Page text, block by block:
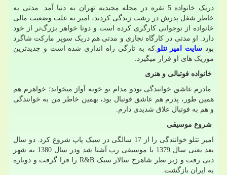
دریک خانواده 5 نفره در محله مجیدیه تهران به دنیا آمد. مدتی به
خاطر شغل پدرش در رشت زندگی کردند، امیر به علت وضعیت مالی
خانواده از نوجوانی کارگری کرده است و دوتا خواهر بزرگ‌تر از خود
دارد. او مدتی در کارگاه نجاری و مدتی هم دریک سوپر مارکت شاگرد
بود
.سایت امیر تتلو که به تازگی راه اندازی شده است و جدیدترین
موزیک های او قرار میگیرد.
خانواده فوتبالی و هنری
مادرم عاشق خوانندگی بودو مدام تو خونه آواز میخواند؛ خواهرم هم
همین طور، پدرم هم عاشق فوتبال بود، بهمین خاطر من به خوانندگی
و هم به فوتبال علاق شدیدی دارم.
شروع موسیقی
امیر تتلو خوانندگی را از 17 سالگی در سبک پاپ شروع کرد. دو سال
بعد یعنی سال 1379 با موسیقی رپ آشنا شد ودر سال 1380 به شهر
دبی رفت و زیر نظر شاهرخ سالار سبک R&B را فرا گرفت و دوباره
به ایران بازگشت.